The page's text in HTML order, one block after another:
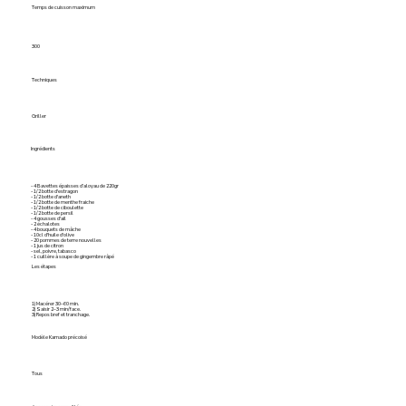
Temps de cuisson maximum
300
Techniques
Griller
Ingrédients
- 4 Bavettes épaisses d’aloyau de 220gr
- 1/2 botte d'estragon
- 1/2 botte d'aneth
- 1/2 botte de menthe fraiche
- 1/2 botte de ciboulette
- 1/2 botte de persil
- 4 gousses d'ail
- 2 échalotes
- 4 bouquets de mâche
- 10cl d'huile d'olive
- 20 pommes de terre nouvelles
- 1 jus de citron
- sel, poivre, tabasco
- 1 cuillère à soupe de gingembre râpé
Les étapes
1) Macérer 30–60 min.
2) Saisir 2–3 min/face.
3) Repos bref et tranchage.
Modèle Kamado précoisé
Tous